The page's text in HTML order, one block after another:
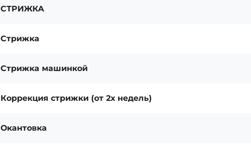
СТРИЖКА
Стрижка
Стрижка машинкой
Коррекция стрижки (от 2х недель)
Окантовка